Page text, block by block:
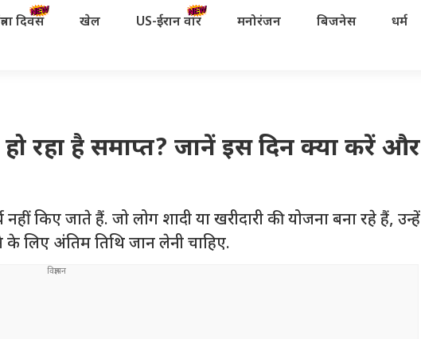
दिवस खेल US-ईरान वॉर मनोरंजन बिजनेस धर्म
रहा है समाप्त? जानें इस दिन क्या करें और
किए जाते हैं. जो लोग शादी या खरीदारी की योजना बना रहे हैं, उन्हें
लिए अंतिम तिथि जान लेनी चाहिए.